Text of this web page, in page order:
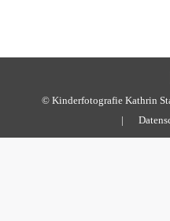
© Kinderfotografie
|